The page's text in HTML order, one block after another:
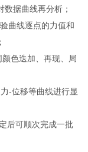
据曲线再分析；
曲线逐点的力值和
色迭加、再现、局
-位移等曲线进行显
可顺次完成一批